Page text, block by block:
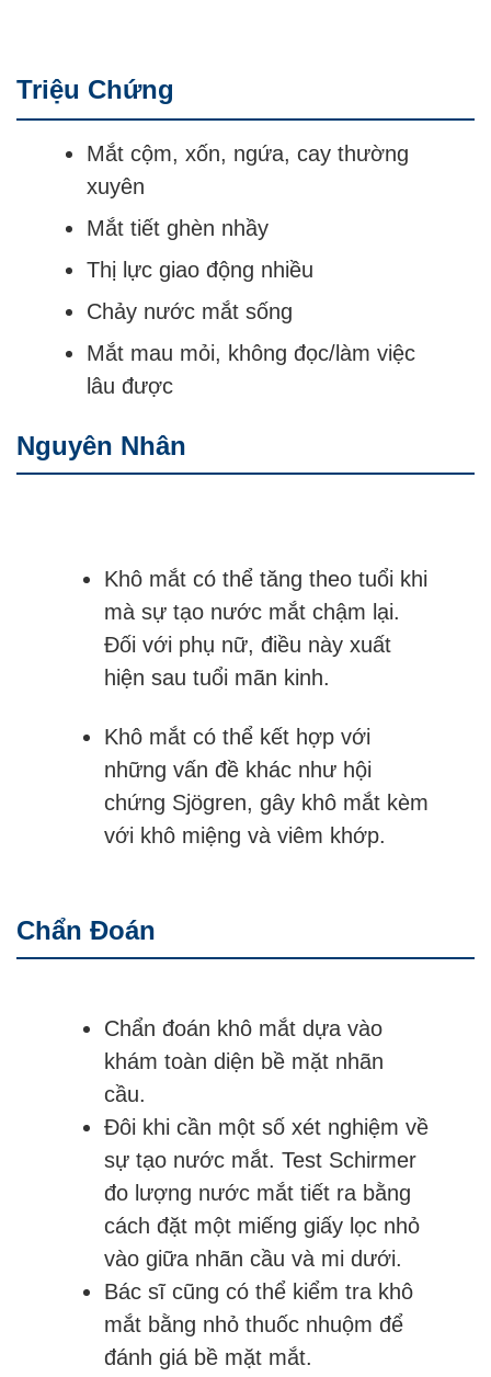
Triệu Chứng
Mắt cộm, xốn, ngứa, cay thường
xuyên
Mắt tiết ghèn nhầy
Thị lực giao động nhiều
Chảy nước mắt sống
Mắt mau mỏi, không đọc/làm việc
lâu được
Nguyên Nhân
Khô mắt có thể tăng theo tuổi khi
mà sự tạo nước mắt chậm lại.
Đối với phụ nữ, điều này xuất
hiện sau tuổi mãn kinh.
Khô mắt có thể kết hợp với
những vấn đề khác như hội
chứng Sjögren, gây khô mắt kèm
với khô miệng và viêm khớp.
Chẩn Đoán
Chẩn đoán khô mắt dựa vào
khám toàn diện bề mặt nhãn
cầu.
Đôi khi cần một số xét nghiệm về
sự tạo nước mắt. Test Schirmer
đo lượng nước mắt tiết ra bằng
cách đặt một miếng giấy lọc nhỏ
vào giữa nhãn cầu và mi dưới.
Bác sĩ cũng có thể kiểm tra khô
mắt bằng nhỏ thuốc nhuộm để
đánh giá bề mặt mắt.